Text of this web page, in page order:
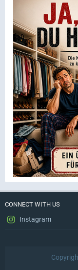
CONNECT WITH US
Instagram